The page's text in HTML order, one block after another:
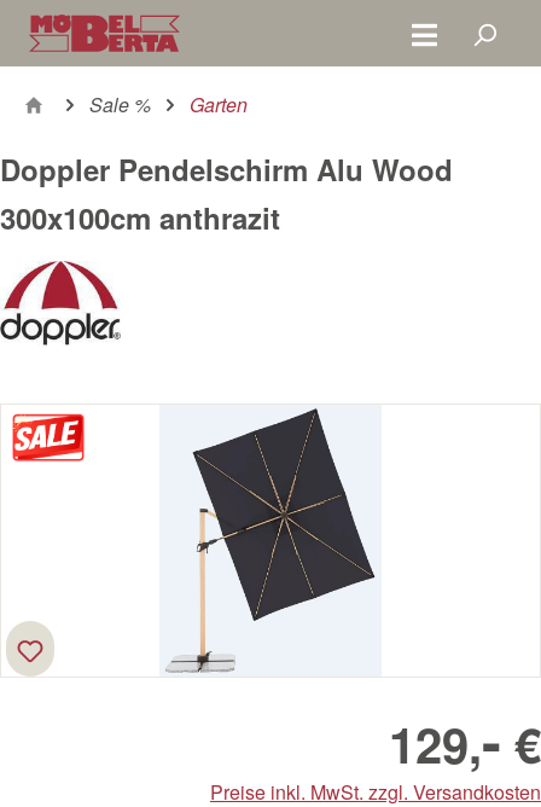
Zum Hauptinhalt springen
Sale % Garten
Doppler Pendelschirm Alu Wood
300x100cm anthrazit
Bildergalerie überspringen
129,- €
Preise inkl. MwSt. zzgl. Versandkosten